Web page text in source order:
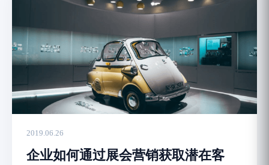
2019.06.26
企业如何通过展会营销获取潜在客